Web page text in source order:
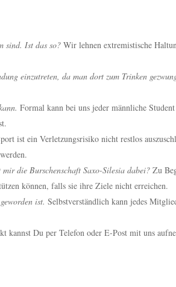
sind. Ist das so?Wir lehnen extremistische
einzutreten, da man dort zum Trinken
Formal kann bei uns jeder männliche
ist ein Verletzungsrisiko nicht restlos
die Burschenschaft Saxo-Silesia dabei? Zu
können, falls sie ihre Ziele nicht erreichen.
ist. Selbstverständlich kann jedes
kannst Du per Telefon oder E-Post mit uns